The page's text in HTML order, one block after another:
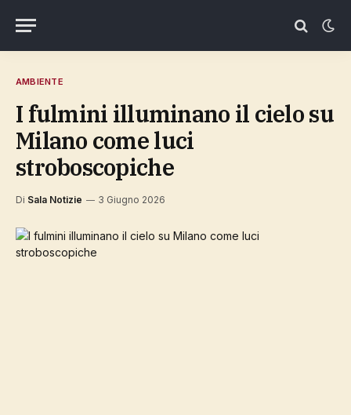
AMBIENTE
I fulmini illuminano il cielo su
Milano come luci
stroboscopiche
Di Sala Notizie 3 Giugno 2026